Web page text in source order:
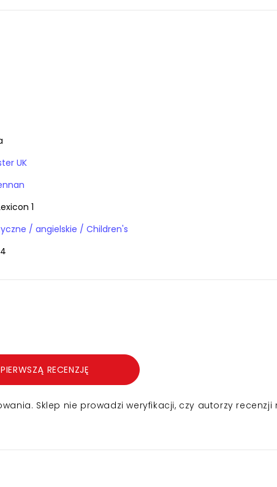
UK
1
Książki obcojęzyczne / angielskie / Children's
RECENZJĘ
Sklep nie prowadzi weryfikacji, czy autorzy recenzji